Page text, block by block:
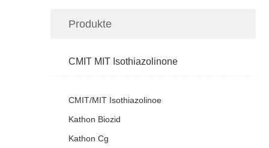
Produkte
CMIT MIT Isothiazolinone
CMIT/MIT Isothiazolinoe
Kathon Biozid
Kathon Cg